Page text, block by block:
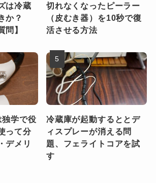
は冷蔵
か？
問】
切れなくなったピーラー
（皮むき器）を10秒で復
活させる方法
学で役
って分
デメリ
冷蔵庫が起動するととデ
ィスプレーが消える問
題、フェライトコアを試
す